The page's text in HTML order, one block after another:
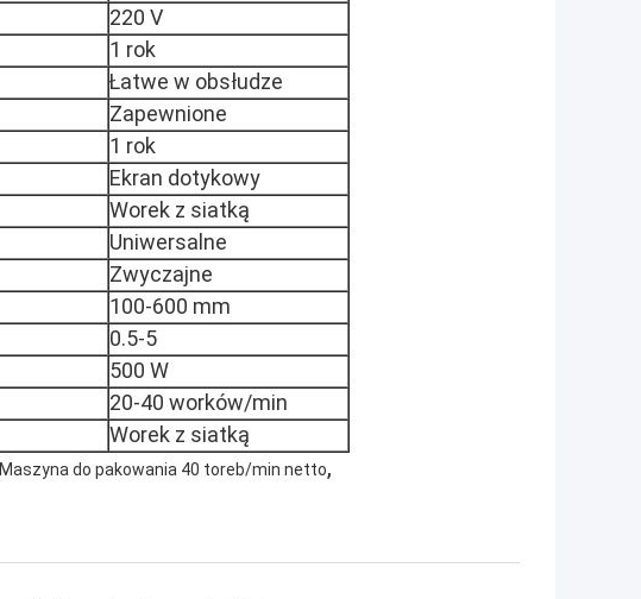
220 V
1 rok
Łatwe w obsłudze
Zapewnione
1 rok
Ekran dotykowy
Worek z siatką
Uniwersalne
Zwyczajne
100-600 mm
0.5-5
500 W
20-40 worków/min
Worek z siatką
Maszyna do pakowania 40 toreb/min netto,